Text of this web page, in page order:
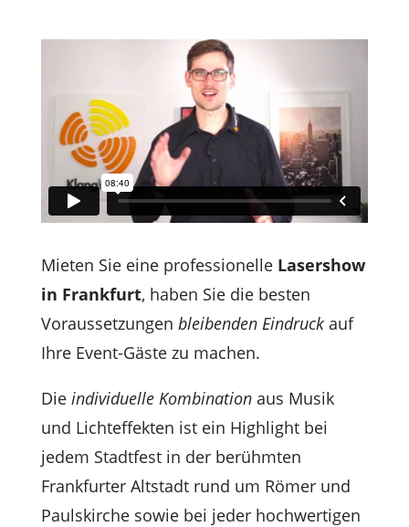
Mieten Sie eine professionelle Lasershow
in Frankfurt, haben Sie die besten
Voraussetzungen bleibenden Eindruckauf
Ihre Event-Gäste zu machen.
Die individuelle Kombinationaus Musik
und Lichteffekten ist ein Highlight bei
jedem Stadtfest in der berühmten
Frankfurter Altstadt rund um Römer und
Paulskirche sowie bei jeder hochwertigen